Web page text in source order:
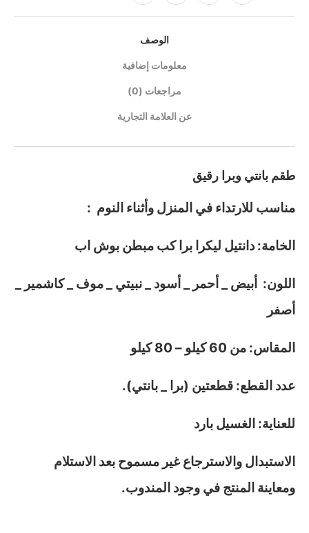
الوصف
معلومات إضافية
مراجعات (0)
عن العلامة التجارية
طقم بانتي وبرا رقيق
مناسب للارتداء في المنزل وأثناء النوم :
الخامة: دانتيل ليكرا برا كب مبطن بوش اب
اللون: أبيض _ أحمر _ أسود _ نبيتي _ موف _ كاشمير _
أصفر
المقاس: من 60 كيلو – 80 كيلو
عدد القطع: قطعتين (برا _ بانتي).
للعناية: الغسيل بارد
الاستبدال والاسترجاع غير مسموح بعد الاستلام
ومعاينة المنتج في وجود المندوب.